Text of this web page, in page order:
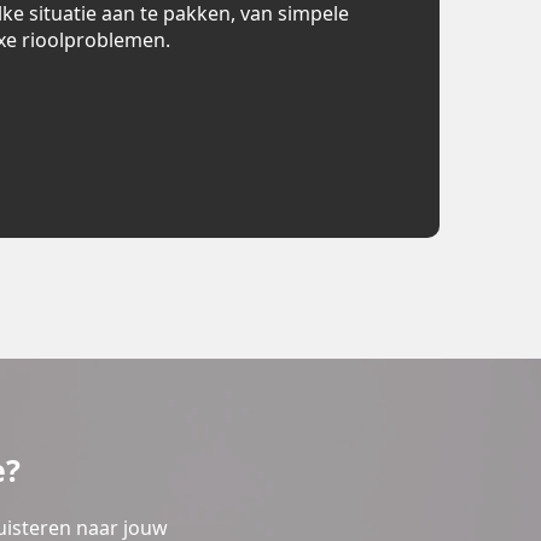
situatie aan te pakken, van simpele
rioolproblemen.
naar jouw